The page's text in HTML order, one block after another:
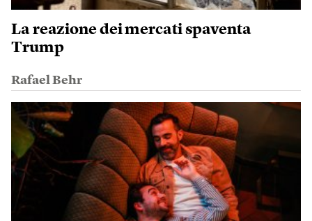
La reazione dei mercati spaventa
Trump
Rafael Behr